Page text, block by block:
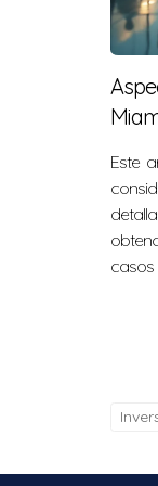
Este
casos